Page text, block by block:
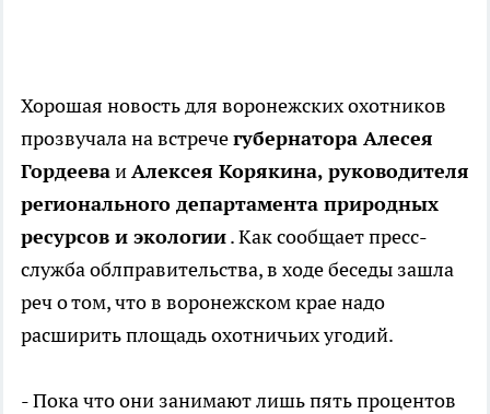
Хорошая новость для воронежских охотников
прозвучала на встречегубернатора Алесея
ГордееваиАлексея Корякина, руководителя
регионального департамента природных
ресурсов и экологии. Как сообщает пресс-
служба облправительства, в ходе беседы зашла
реч о том, что в воронежском крае надо
расширить площадь охотничьих угодий.
- Пока что они занимают лишь пять процентов